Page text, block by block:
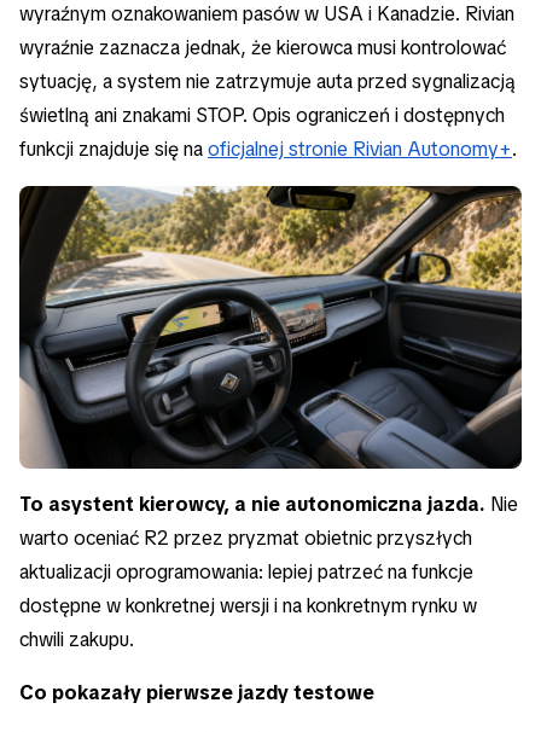
wyraźnym oznakowaniem pasów w USA i Kanadzie. Rivian
wyraźnie zaznacza jednak, że kierowca musi kontrolować
sytuację, a system nie zatrzymuje auta przed sygnalizacją
świetlną ani znakami STOP. Opis ograniczeń i dostępnych
funkcji znajduje się naoficjalnej stronie Rivian Autonomy+.
To asystent kierowcy, a nie autonomiczna jazda. Nie
warto oceniać R2 przez pryzmat obietnic przyszłych
aktualizacji oprogramowania: lepiej patrzeć na funkcje
dostępne w konkretnej wersji i na konkretnym rynku w
chwili zakupu.
Co pokazały pierwsze jazdy testowe